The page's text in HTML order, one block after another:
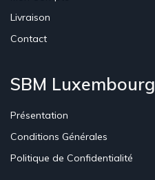
Livraison
Contact
SBM Luxembourg
Présentation
Conditions Générales
Politique de Confidentialité